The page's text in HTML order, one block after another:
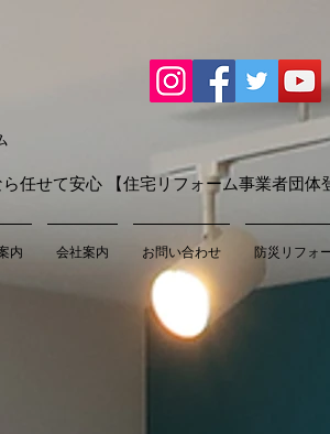
任せて安心 【住宅リフォーム事業者団体
内 会社案内 お問い合わせ 防災リフォ